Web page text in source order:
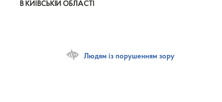
В КИЇВСЬКІЙ ОБЛАСТІ
Людям із порушенням зору